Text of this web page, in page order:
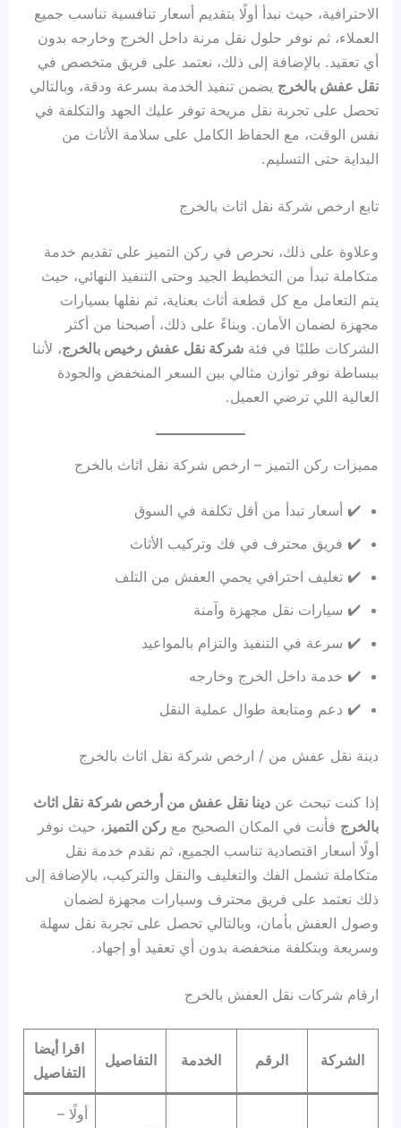
الاحترافية، حيث نبدأ أولًا بتقديم أسعار تنافسية تناسب جميع
العملاء، ثم نوفر حلول نقل مرنة داخل الخرج وخارجه بدون
أي تعقيد. بالإضافة إلى ذلك، نعتمد على فريق متخصص في
نقل عفش بالخرج يضمن تنفيذ الخدمة بسرعة ودقة، وبالتالي
تحصل على تجربة نقل مريحة توفر عليك الجهد والتكلفة في
نفس الوقت، مع الحفاظ الكامل على سلامة الأثاث من
البداية حتى التسليم.
تابع ارخص شركة نقل اثاث بالخرج
وعلاوة على ذلك، نحرص في ركن التميز على تقديم خدمة
متكاملة تبدأ من التخطيط الجيد وحتى التنفيذ النهائي، حيث
يتم التعامل مع كل قطعة أثاث بعناية، ثم نقلها بسيارات
مجهزة لضمان الأمان. وبناءً على ذلك، أصبحنا من أكثر
الشركات طلبًا في فئةشركة نقل عفش رخيص بالخرج، لأننا
ببساطة نوفر توازن مثالي بين السعر المنخفض والجودة
العالية اللي ترضي العميل.
مميزات ركن التميز – ارخص شركة نقل اثاث بالخرج
✔️ أسعار تبدأ من أقل تكلفة في السوق
✔️ فريق محترف في فك وتركيب الأثاث
✔️ تغليف احترافي يحمي العفش من التلف
✔️ سيارات نقل مجهزة وآمنة
✔️ سرعة في التنفيذ والتزام بالمواعيد
✔️ خدمة داخل الخرج وخارجه
✔️ دعم ومتابعة طوال عملية النقل
دينة نقل عفش من / ارخص شركة نقل اثاث بالخرج
إذا كنت تبحث عندينا نقل عفش من أرخص شركة نقل اثاث
بالخرج فأنت في المكان الصحيح معركن التميز ، حيث نوفر
أولًا أسعار اقتصادية تناسب الجميع، ثم نقدم خدمة نقل
متكاملة تشمل الفك والتغليف والنقل والتركيب، بالإضافة إلى
ذلك نعتمد على فريق محترف وسيارات مجهزة لضمان
وصول العفش بأمان، وبالتالي تحصل على تجربة نقل سهلة
وسريعة وبتكلفة منخفضة بدون أي تعقيد أو إجهاد.
ارقام شركات نقل العفش بالخرج
الشركة الرقم الخدمة التفاصيل
اقرا أيضا
التفاصيل
أولًا –